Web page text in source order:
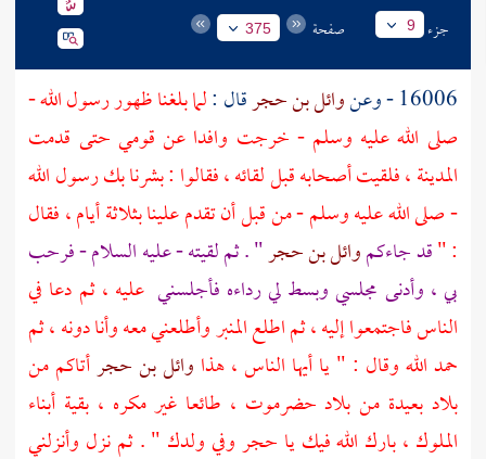
جزء 9 صفحة 375
16006 - وعن وائل بن حجرقال :لما بلغنا ظهور رسول الله -
صلى الله عليه وسلم - خرجت وافدا عن قومي حتى قدمت
المدينة، فلقيت أصحابه قبل لقائه ، فقالوا : بشرنا بك رسول الله
- صلى الله عليه وسلم - من قبل أن تقدم علينا بثلاثة أيام ، فقال
: "قد جاءكموائل بن حجر" . ثم لقيته - عليه السلام - فرحب
بي ، وأدنى مجلسي وبسط لي رداءه فأجلسني عليه ، ثم دعا في
الناس فاجتمعوا إليه ، ثم اطلع المنبر وأطلعني معه وأنا دونه ، ثم
حمد الله وقال : " يا أيها الناس ، هذا وائل بن حجرأتاكم من
بلاد بعيدة من بلاد حضرموت ، طائعا غير مكره ، بقية أبناء
الملوك ، بارك الله فيك يا حجروفي ولدك " . ثم نزل وأنزلني